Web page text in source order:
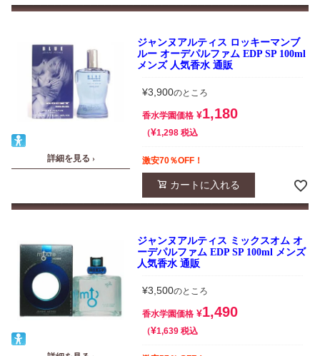
詳細を見る ›
ジャンヌアルティス ロッキーマンブ
ルー オーデパルファム EDP SP 100ml
メンズ 人気香水 通販
¥3,900のところ
香水学園価格 ¥1,180
¥1,298 税込
激安70％OFF！
カートに入れる
ジャンヌアルティス ミックスオム オ
ーデパルファム EDP SP 100ml メンズ
人気香水 通販
¥3,500のところ
香水学園価格 ¥1,490
¥1,639 税込